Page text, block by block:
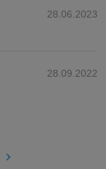
28.06.2023
28.09.2022